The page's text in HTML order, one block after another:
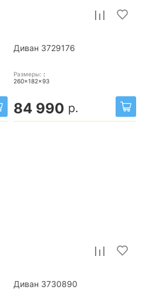
Диван 3729176
Размеры: :
260x182x93
84 990 р.
Диван 3730890